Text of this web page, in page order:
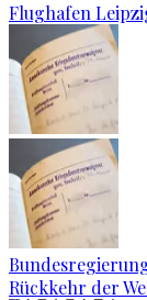
Flughafen
Rückkehr der